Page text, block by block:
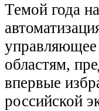
Темой года
управляющее
областям,
впервые
российской